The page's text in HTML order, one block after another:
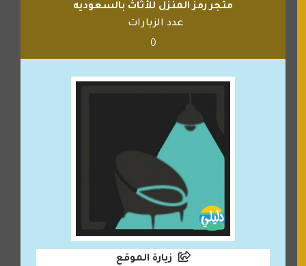
متجر رمز المنزل للأثاث بالسعوديه
عدد الزيارات
0
زيارة الموقع